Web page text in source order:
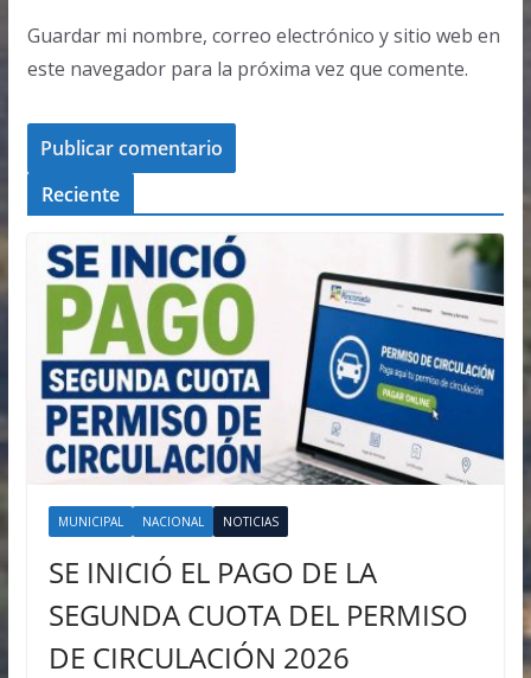
Guardar mi nombre, correo electrónico y sitio web en
este navegador para la próxima vez que comente.
Reciente
MUNICIPAL NACIONAL NOTICIAS
SE INICIÓ EL PAGO DE LA
SEGUNDA CUOTA DEL PERMISO
DE CIRCULACIÓN 2026